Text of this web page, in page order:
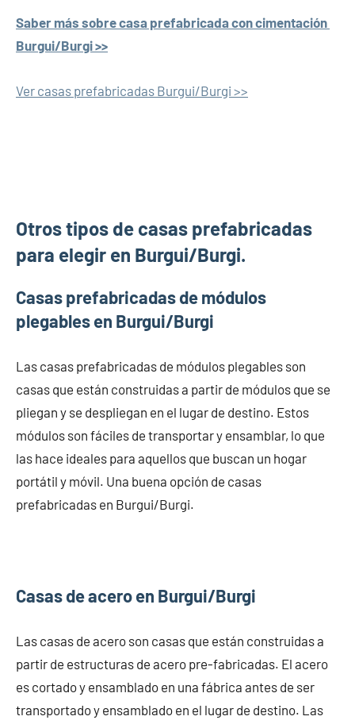
Saber más sobre casa prefabricada con cimentación
Burgui/Burgi >>
Ver casas prefabricadas Burgui/Burgi >>
Otros tipos de casas prefabricadas
para elegir en Burgui/Burgi.
Casas prefabricadas de módulos
plegables en Burgui/Burgi
Las casas prefabricadas de módulos plegables son
casas que están construidas a partir de módulos que se
pliegan y se despliegan en el lugar de destino. Estos
módulos son fáciles de transportar y ensamblar, lo que
las hace ideales para aquellos que buscan un hogar
portátil y móvil. Una buena opción de casas
prefabricadas en Burgui/Burgi.
Casas de acero en Burgui/Burgi
Las casas de acero son casas que están construidas a
partir de estructuras de acero pre-fabricadas. El acero
es cortado y ensamblado en una fábrica antes de ser
transportado y ensamblado en el lugar de destino. Las